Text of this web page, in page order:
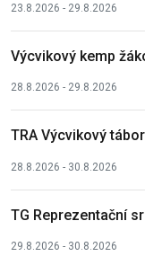
23.8.2026 - 29.8.2026
Výcvikový kemp
28.8.2026 - 29.8.2026
TRA Výcvikový
28.8.2026 - 30.8.2026
TG Reprezentační
29.8.2026 - 30.8.2026